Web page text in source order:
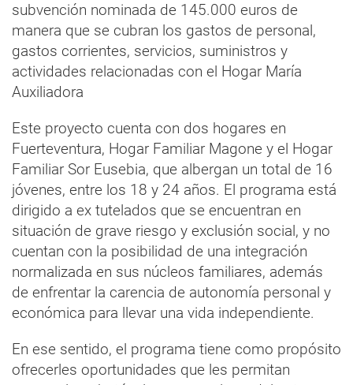
subvención nominada de 145.000 euros de
manera que se cubran los gastos de personal,
gastos corrientes, servicios, suministros y
actividades relacionadas con el Hogar María
Auxiliadora
Este proyecto cuenta con dos hogares en
Fuerteventura, Hogar Familiar Magone y el Hogar
Familiar Sor Eusebia, que albergan un total de 16
jóvenes, entre los 18 y 24 años. El programa está
dirigido a ex tutelados que se encuentran en
situación de grave riesgo y exclusión social, y no
cuentan con la posibilidad de una integración
normalizada en sus núcleos familiares, además
de enfrentar la carencia de autonomía personal y
económica para llevar una vida independiente.
En ese sentido, el programa tiene como propósito
ofrecerles oportunidades que les permitan